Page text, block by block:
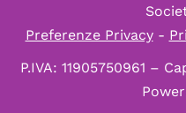
Preferenze Privacy-
P.IVA: 11905750961 –